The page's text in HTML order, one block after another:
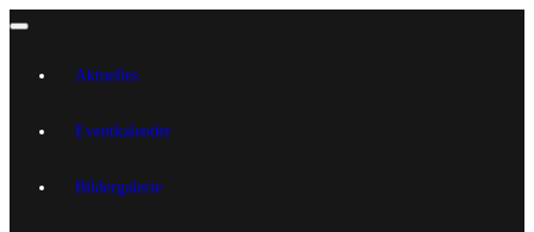
Aktuelles
Eventkalender
Bildergalerie